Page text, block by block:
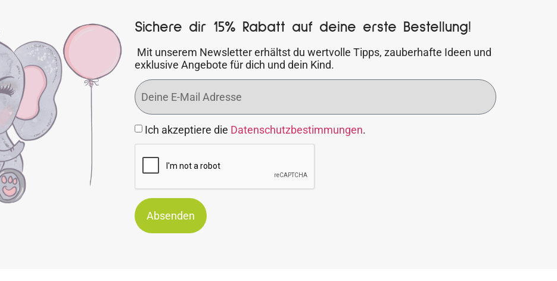
Sichere dir 15% Rabatt auf deine erste Bestellung!
Mit unserem Newsletter erhältst du wertvolle Tipps, zauberhafte Ideen und
exklusive Angebote für dich und dein Kind.
Ich akzeptiere die Datenschutzbestimmungen.
Absenden